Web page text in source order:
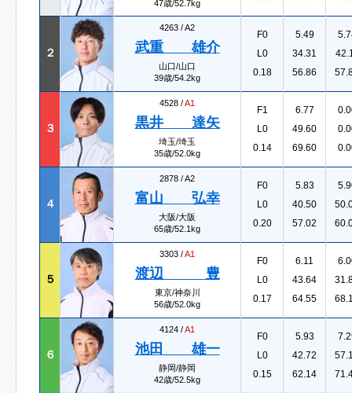
47歳/52.7kg
２
4263 /A2
武重 雄介
山口/山口
39歳/54.2kg
F0
L0
0.18
5.49
34.31
56.86
３
4528 /A1
黒井 達矢
埼玉/埼玉
35歳/52.0kg
F1
L0
0.14
6.77
49.60
69.60
４
2878 /A2
富山 弘幸
大阪/大阪
65歳/52.1kg
F0
L0
0.20
5.83
40.50
57.02
５
3303 /A1
渡辺 豊
東京/神奈川
56歳/52.0kg
F0
L0
0.17
6.11
43.64
64.55
６
4124 /A1
池田 雄一
静岡/静岡
42歳/52.5kg
F0
L0
0.15
5.93
42.72
62.14